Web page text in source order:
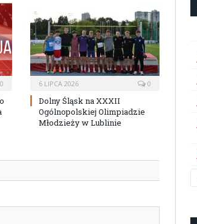
0 6 LIPCA 2026 0
Dolny Śląsk na XXXII
Ogólnopolskiej Olimpiadzie
Młodzieży w Lublinie